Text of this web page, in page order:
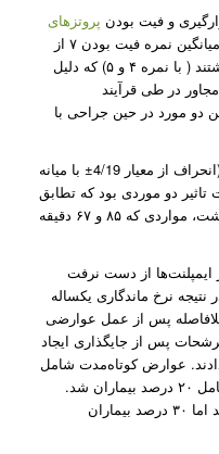
و فیت بودن پروتز‌های
شدیدا رضایت بخش بود. میانگین نمره فیت بودن ۷ از
۱۰ بود و تنها دو مورد تطابق ناکافی داشتند ( با نمره ۴ و ۵) که دلیل
در طی قرآیند
این دو مورد در حین جراحی با
میانگین مدت زمان جراحی ۳/۴۴ دقیقه (انحراف از معیار 4/19± با میانه
دو موردی بود که تطابق
آن‌ها با استخوان شرایط مطلوب را نداشت، مواردی که ۸۵ و ۶۷ دقیقه
ایمپلنت‌ها از دست نرفت
نتیجه نرخ ماندگاری یکساله
بلافاصله پس از عمل عوارضی
پس از جایگذاری ایجاد
عوارض کوتاه‌مدت شامل
۱۰ درصد بیماران و عوارض بلندمدت شامل ۲۰ درصد بیماران شد.
هرچند همه این عوارض ذاتا جزئی بودند اما ۳۰ درصد بیماران